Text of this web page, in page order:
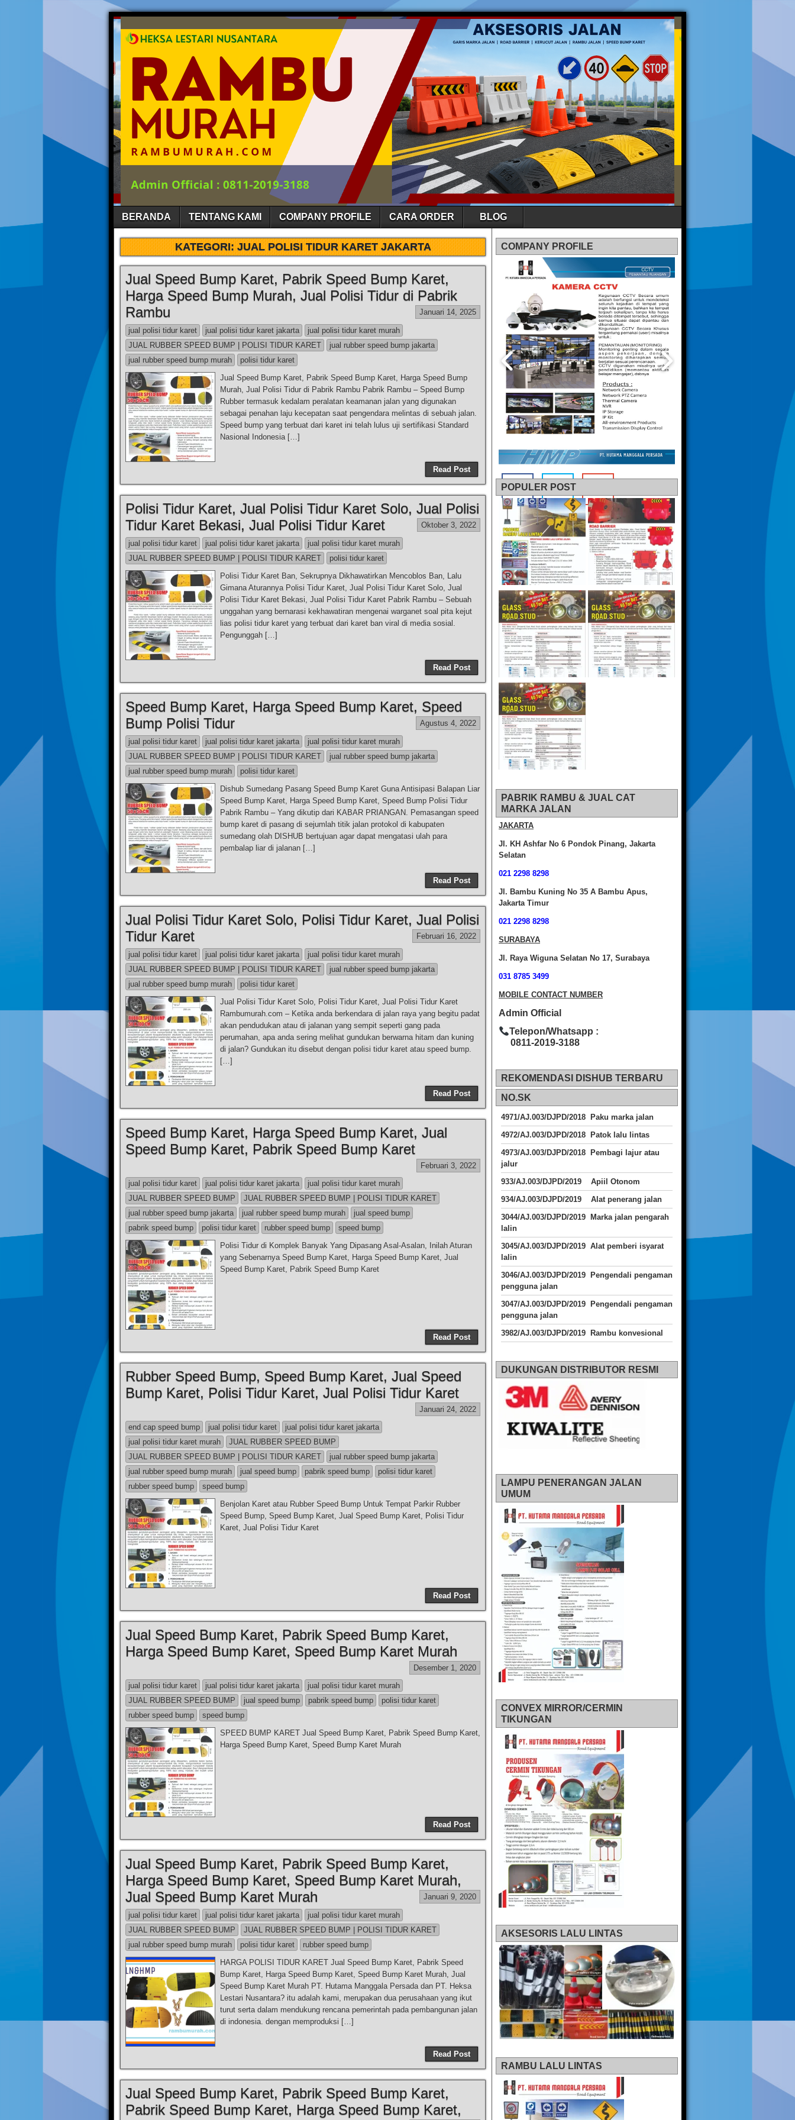
BERANDA TENTANG KAMI COMPANY PROFILE CARA ORDER BLOG
KATEGORI:JUAL POLISI TIDUR KARET JAKARTA
Jual Speed Bump Karet, Pabrik Speed Bump Karet,
Harga Speed Bump Murah, Jual Polisi Tidur di Pabrik
Rambu
Januari 14, 2025
jual polisi tidur karet jual polisi tidur karet jakarta
jual polisi tidur karet murah
JUAL RUBBER SPEED BUMP | POLISI TIDUR KARET
jual rubber speed bump jakarta
jual rubber speed bump murah
polisi tidur karet
Jual Speed Bump Karet, Pabrik Speed Bump Karet, Harga Speed Bump
Murah, Jual Polisi Tidur di Pabrik Rambu Pabrik Rambu – Speed Bump
Rubber termasuk kedalam peralatan keamanan jalan yang digunakan
sebagai penahan laju kecepatan saat pengendara melintas di sebuah jalan.
Speed bump yang terbuat dari karet ini telah lulus uji sertifikasi Standard
Nasional Indonesia […]
Read Post
Polisi Tidur Karet, Jual Polisi Tidur Karet Solo, Jual Polisi
Tidur Karet Bekasi, Jual Polisi Tidur Karet
Oktober 3, 2022
jual polisi tidur karet jual polisi tidur karet jakarta
jual polisi tidur karet murah
JUAL RUBBER SPEED BUMP | POLISI TIDUR KARET
polisi tidur karet
Polisi Tidur Karet Ban, Sekrupnya Dikhawatirkan Mencoblos Ban, Lalu
Gimana Aturannya Polisi Tidur Karet, Jual Polisi Tidur Karet Solo, Jual
Polisi Tidur Karet Bekasi, Jual Polisi Tidur Karet Pabrik Rambu – Sebuah
unggahan yang bernarasi kekhawatiran mengenai warganet soal pita kejut
lias polisi tidur karet yang terbuat dari karet ban viral di media sosial.
Pengunggah […]
Read Post
Speed Bump Karet, Harga Speed Bump Karet, Speed
Bump Polisi Tidur
Agustus 4, 2022
jual polisi tidur karet jual polisi tidur karet jakarta
jual polisi tidur karet murah
JUAL RUBBER SPEED BUMP | POLISI TIDUR KARET
jual rubber speed bump jakarta
jual rubber speed bump murah
polisi tidur karet
Dishub Sumedang Pasang Speed Bump Karet Guna Antisipasi Balapan Liar
Speed Bump Karet, Harga Speed Bump Karet, Speed Bump Polisi Tidur
Pabrik Rambu – Yang dikutip dari KABAR PRIANGAN. Pemasangan speed
bump karet di pasang di sejumlah titik jalan protokol di kabupaten
sumedang olah DISHUB bertujuan agar dapat mengatasi ulah para
pembalap liar di jalanan […]
Read Post
Jual Polisi Tidur Karet Solo, Polisi Tidur Karet, Jual Polisi
Tidur Karet
Februari 16, 2022
jual polisi tidur karet jual polisi tidur karet jakarta
jual polisi tidur karet murah
JUAL RUBBER SPEED BUMP | POLISI TIDUR KARET
jual rubber speed bump jakarta
jual rubber speed bump murah
polisi tidur karet
Jual Polisi Tidur Karet Solo, Polisi Tidur Karet, Jual Polisi Tidur Karet
Rambumurah.com – Ketika anda berkendara di jalan raya yang begitu padat
akan pendudukan atau di jalanan yang sempit seperti gang pada
perumahan, apa anda sering melihat gundukan berwarna hitam dan kuning
di jalan? Gundukan itu disebut dengan polisi tidur karet atau speed bump.
[…]
Read Post
Speed Bump Karet, Harga Speed Bump Karet, Jual
Speed Bump Karet, Pabrik Speed Bump Karet
Februari 3, 2022
jual polisi tidur karet
jual polisi tidur karet jakarta
jual polisi tidur karet murah
JUAL RUBBER SPEED BUMP
JUAL RUBBER SPEED BUMP | POLISI TIDUR KARET
jual rubber speed bump jakarta
jual rubber speed bump murah
jual speed bump
pabrik speed bump
polisi tidur karet rubber speed bump
speed bump
Polisi Tidur di Komplek Banyak Yang Dipasang Asal-Asalan, Inilah Aturan
yang Sebenarnya Speed Bump Karet, Harga Speed Bump Karet, Jual
Speed Bump Karet, Pabrik Speed Bump Karet
Read Post
Rubber Speed Bump, Speed Bump Karet, Jual Speed
Bump Karet, Polisi Tidur Karet, Jual Polisi Tidur Karet
Januari 24, 2022
end cap speed bump
jual polisi tidur karet
jual polisi tidur karet jakarta
jual polisi tidur karet murah
JUAL RUBBER SPEED BUMP
JUAL RUBBER SPEED BUMP | POLISI TIDUR KARET
jual rubber speed bump jakarta
jual rubber speed bump murah
jual speed bump pabrik speed bump
polisi tidur karet
rubber speed bump
speed bump
Benjolan Karet atau Rubber Speed Bump Untuk Tempat Parkir Rubber
Speed Bump, Speed Bump Karet, Jual Speed Bump Karet, Polisi Tidur
Karet, Jual Polisi Tidur Karet
Read Post
Jual Speed Bump Karet, Pabrik Speed Bump Karet,
Harga Speed Bump Karet, Speed Bump Karet Murah
Desember 1, 2020
jual polisi tidur karet
jual polisi tidur karet jakarta
jual polisi tidur karet murah
JUAL RUBBER SPEED BUMP
jual speed bump pabrik speed bump
polisi tidur karet
rubber speed bump
speed bump
SPEED BUMP KARET Jual Speed Bump Karet, Pabrik Speed Bump Karet,
Harga Speed Bump Karet, Speed Bump Karet Murah
Read Post
Jual Speed Bump Karet, Pabrik Speed Bump Karet,
Harga Speed Bump Karet, Speed Bump Karet Murah,
Jual Speed Bump Karet Murah
Januari 9, 2020
jual polisi tidur karet jual polisi tidur karet jakarta
jual polisi tidur karet murah
JUAL RUBBER SPEED BUMP
JUAL RUBBER SPEED BUMP | POLISI TIDUR KARET
jual rubber speed bump murah
polisi tidur karet
rubber speed bump
HARGA POLISI TIDUR KARET Jual Speed Bump Karet, Pabrik Speed
Bump Karet, Harga Speed Bump Karet, Speed Bump Karet Murah, Jual
Speed Bump Karet Murah PT. Hutama Manggala Persada dan PT. Heksa
Lestari Nusantara? itu adalah kami, merupakan dua perusahaan yang ikut
turut serta dalam mendukung rencana pemerintah pada pembangunan jalan
di indonesia. dengan memproduksi […]
Read Post
Jual Speed Bump Karet, Pabrik Speed Bump Karet,
Pabrik Speed Bump Karet, Harga Speed Bump Karet,
COMPANY PROFILE
POPULER POST
PABRIK RAMBU & JUAL CAT
MARKA JALAN
JAKARTA
Jl. KH Ashfar No 6 Pondok Pinang, Jakarta
Selatan
021 2298 8298
Jl. Bambu Kuning No 35 A Bambu Apus,
Jakarta Timur
021 2298 8298
SURABAYA
Jl. Raya Wiguna Selatan No 17, Surabaya
031 8785 3499
MOBILE CONTACT NUMBER
Admin Official
Telepon/Whatsapp :
0811-2019-3188
REKOMENDASI DISHUB TERBARU
NO.SK
4971/AJ.003/DJPD/2018 Paku marka jalan
4972/AJ.003/DJPD/2018 Patok lalu lintas
4973/AJ.003/DJPD/2018
Pembagi lajur atau
jalur
933/AJ.003/DJPD/2019 Apiil Otonom
934/AJ.003/DJPD/2019 Alat penerang jalan
3044/AJ.003/DJPD/2019 Marka jalan pengarah
lalin
3045/AJ.003/DJPD/2019 Alat pemberi isyarat
lalin
3046/AJ.003/DJPD/2019 Pengendali pengaman
pengguna jalan
3047/AJ.003/DJPD/2019 Pengendali pengaman
pengguna jalan
3982/AJ.003/DJPD/2019 Rambu konvesional
DUKUNGAN DISTRIBUTOR RESMI
LAMPU PENERANGAN JALAN
UMUM
CONVEX MIRROR/CERMIN
TIKUNGAN
AKSESORIS LALU LINTAS
RAMBU LALU LINTAS